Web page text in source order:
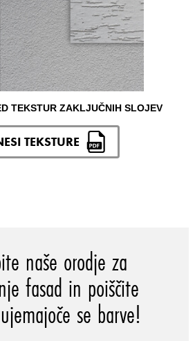
TEKSTUR ZAKLJUČNIH SLOJEV
TEKSTURE
naše orodje za
fasad in poiščite
se barve!